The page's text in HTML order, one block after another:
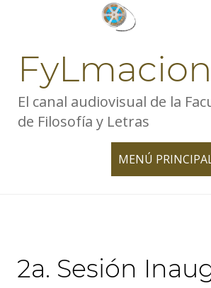
El canal audiovisual de la
de Filosofía y Letras
MENÚ
TOGGLE
2a. Sesión